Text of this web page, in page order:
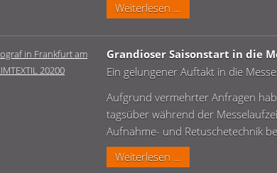
Weiterlesen …
25
jähriges
Jubiläum
Grandioser Saisonstart in die
Ein gelungener Auftakt in die
Aufgrund vermehrter Anfragen
tagsüber während der
Aufnahme- und Retuschetechnik
Weiterlesen …